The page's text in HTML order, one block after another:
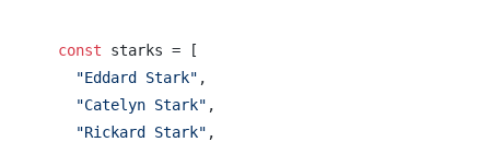
const starks = [
"Eddard Stark" ,
"Catelyn Stark" ,
"Rickard Stark" ,